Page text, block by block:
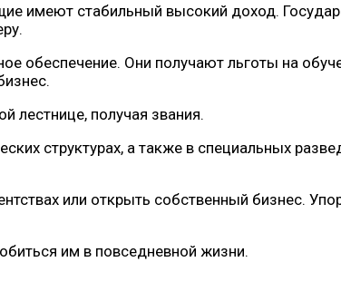
имеют стабильный высокий доход.
обеспечение. Они получают льготы на
лестнице, получая звания.
структурах, а также в специальных
или открыть собственный бизнес.
им в повседневной жизни.